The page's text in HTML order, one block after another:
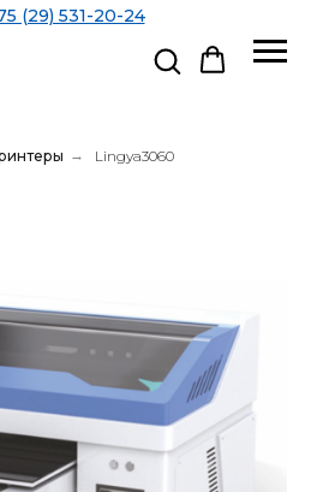
(29) 531-20-24
→ Lingya3060